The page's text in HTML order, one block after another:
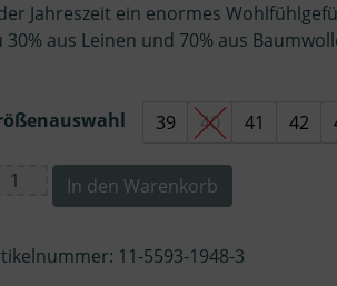
Jahreszeit ein enormes
30% aus Leinen und 70% aus
39 40 41 42
In den Warenkorb
11-5593-1948-3